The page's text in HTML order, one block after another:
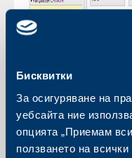
Бисквитки
За осигуряване на
уебсайта ние
опцията „Приемам
ползването на